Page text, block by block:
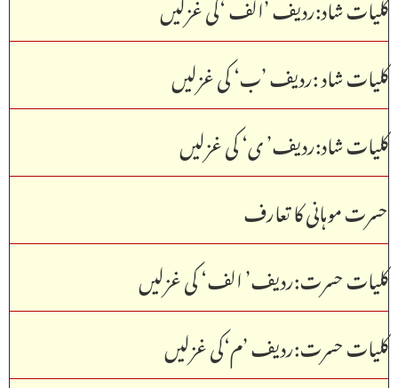
کلیات شاد :ردیف ’ب‘ کی غزلیں
کلیات شاد:ردیف’ ی‘ کی غزلیں
حسرت موہانی کا تعارف
کلیات حسرت:ردیف’ الف‘ کی غزلیں
کلیات حسرت:ردیف ’م‘کی غزلیں